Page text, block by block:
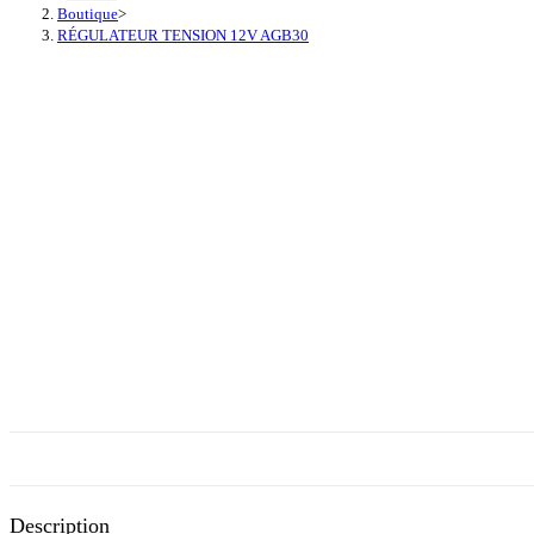
Boutique>
RÉGULATEUR TENSION 12V AGB30
Description